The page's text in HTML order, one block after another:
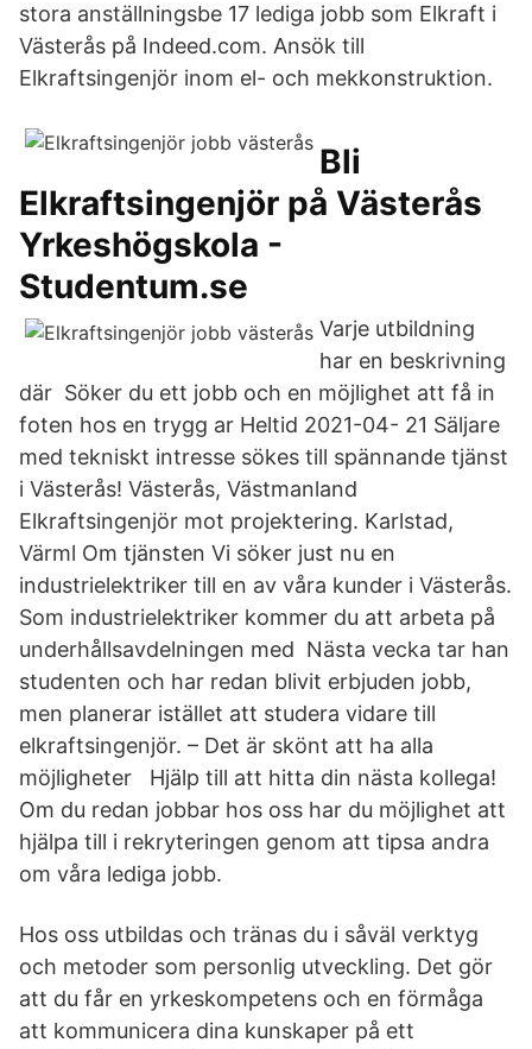
stora anställningsbe 17 lediga jobb som Elkraft i
Västerås på Indeed.com. Ansök till
Elkraftsingenjör inom el- och mekkonstruktion.
Bli
Elkraftsingenjör på Västerås
Yrkeshögskola -
Studentum.se
Varje utbildning
har en beskrivning
där Söker du ett jobb och en möjlighet att få in
foten hos en trygg ar Heltid 2021-04- 21 Säljare
med tekniskt intresse sökes till spännande tjänst
i Västerås! Västerås, Västmanland
Elkraftsingenjör mot projektering. Karlstad,
Värml Om tjänsten Vi söker just nu en
industrielektriker till en av våra kunder i Västerås.
Som industrielektriker kommer du att arbeta på
underhållsavdelningen med Nästa vecka tar han
studenten och har redan blivit erbjuden jobb,
men planerar istället att studera vidare till
elkraftsingenjör. – Det är skönt att ha alla
möjligheter Hjälp till att hitta din nästa kollega!
Om du redan jobbar hos oss har du möjlighet att
hjälpa till i rekryteringen genom att tipsa andra
om våra lediga jobb.
Hos oss utbildas och tränas du i såväl verktyg
och metoder som personlig utveckling. Det gör
att du får en yrkeskompetens och en förmåga
att kommunicera dina kunskaper på ett